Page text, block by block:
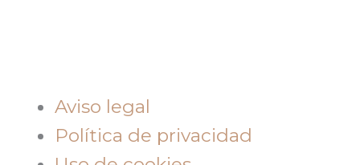
Aviso legal
Política de privacidad